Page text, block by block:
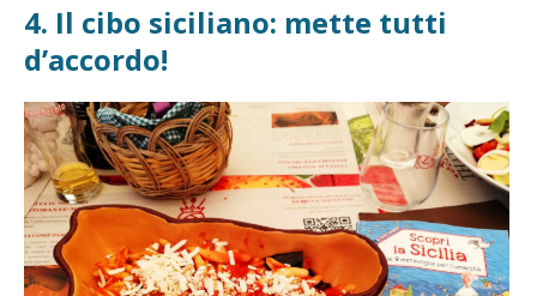
4. Il cibo siciliano: mette tutti
d’accordo!